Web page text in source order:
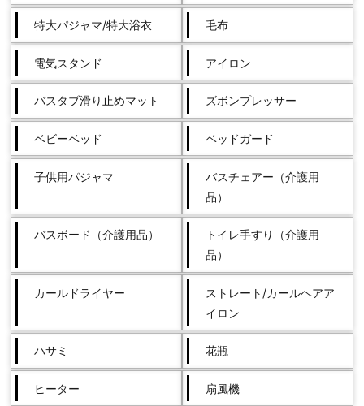
特大パジャマ/特大浴衣 毛布
電気スタンド アイロン
バスタブ滑り止めマット ズボンプレッサー
ベビーベッド ベッドガード
子供用パジャマ
バスチェアー（介護用
品）
バスボード（介護用品）
トイレ手すり（介護用
品）
カールドライヤー
ストレート/カールヘアア
イロン
ハサミ 花瓶
ヒーター 扇風機